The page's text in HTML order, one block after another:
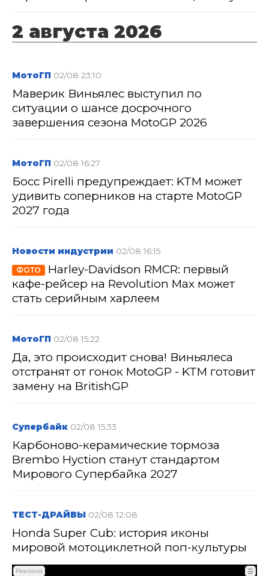
2 августа 2026
МотоГП 02/08 23:10
Маверик Виньялес выступил по
ситуации о шансе досрочного
завершения сезона MotoGP 2026
МотоГП 02/08 16:27
Босс Pirelli предупреждает: KTM может
удивить соперников на старте MotoGP
2027 года
Новости индустрии 02/08 16:15
ФОТО
Harley-Davidson RMCR: первый
кафе-рейсер на Revolution Max может
стать серийным харлеем
МотоГП 02/08 15:22
Да, это происходит снова! Виньялеса
отстранят от гонок MotoGP - KTM готовит
замену на BritishGP
Супербайк 02/08 15:33
Карбоново-керамические тормоза
Brembo Hyction станут стандартом
Мирового Супербайка 2027
ТЕСТ-ДРАЙВЫ 02/08 12:08
Honda Super Cub: история иконы
мировой мотоциклетной поп-культуры
Реклама ☰